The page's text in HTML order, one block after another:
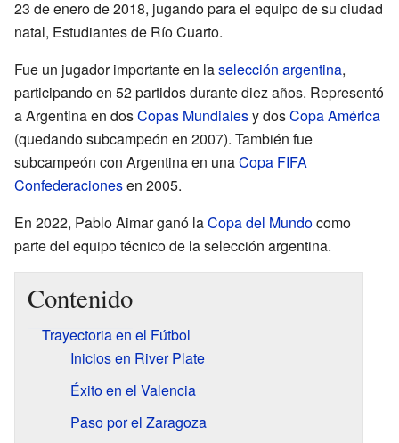
23 de enero de 2018, jugando para el equipo de su ciudad
natal, Estudiantes de Río Cuarto.
Fue un jugador importante en laselección argentina,
participando en 52 partidos durante diez años. Representó
a Argentina en dosCopas Mundialesy dosCopa América
(quedando subcampeón en 2007). También fue
subcampeón con Argentina en unaCopa FIFA
Confederacionesen 2005.
En 2022, Pablo Aimar ganó laCopa del Mundocomo
parte del equipo técnico de la selección argentina.
Contenido
Trayectoria en el Fútbol
Inicios en River Plate
Éxito en el Valencia
Paso por el Zaragoza